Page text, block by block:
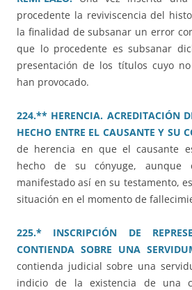
procedente la reviviscencia del
la finalidad de subsanar un error
que lo procedente es subsanar
presentación de los títulos cuyo
han provocado.
224.** HERENCIA. ACREDITACIÓN
HECHO ENTRE EL CAUSANTE Y SU
de herencia en que el causante
hecho de su cónyuge, aunque
manifestado así en su testamento,
situación en el momento de
225.* INSCRIPCIÓN DE
CONTIENDA SOBRE UNA
contienda judicial sobre una
indicio de la existencia de una